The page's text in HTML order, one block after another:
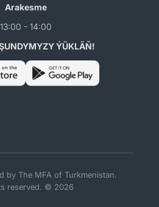
Arakesme
13:00 - 14:00
ÝÜKLÄŇ!
by The MFA of Turkmenistan.
reserved. © 2026